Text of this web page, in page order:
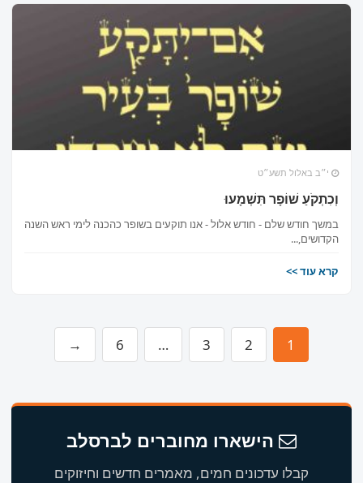
י״ב באלול תשע״ט
וְכִתְקֹעַ שׁוֹפָר תִּשְׁמָעוּ
במשך חודש שלם - חודש אלול - אנו תוקעים בשופר כהכנה לימי ראש השנה
הקדושים,...
קרא עוד >>
1
2
3
…
6
→
הישארו מחוברים לברסלב
קבלו עדכונים חמים, מאמרים חדשים וחיזוקים